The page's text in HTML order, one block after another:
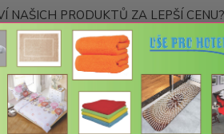
NAŠICH PRODUKTŮ ZA LEPŠÍ
Hledat